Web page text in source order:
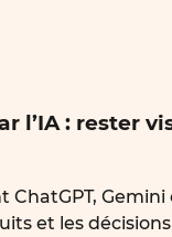
l’IA : rester
et les